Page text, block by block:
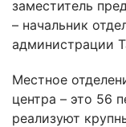
заместитель
– начальник
администрации
Местное
центра – это 56
реализуют